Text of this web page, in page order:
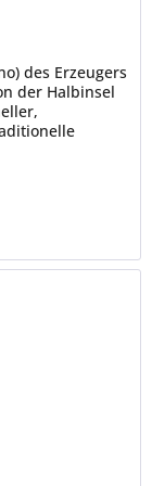
des Erzeugers
der Halbinsel